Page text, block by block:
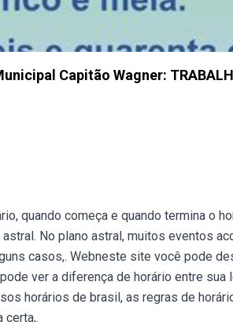
Capitão Wagner:
quando começa e quando termina o
No plano astral, muitos eventos
casos,. Webneste site você pode
ver a diferença de horário entre sua
horários de brasil, as regras de
certa,.